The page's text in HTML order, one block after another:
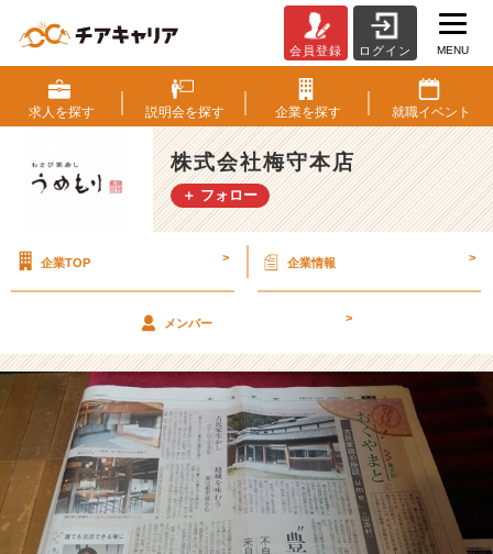
聞
一
面！
農
家
民
村、
e,
で
ち
き
り❣️
【株
式
会
会員登録 ログイン MENU
求人を探す 説明会を探す 企業を探す 就職イベント
株式会社梅守本店
＋ フォロー
企業TOP > 企業情報 >
メンバー >